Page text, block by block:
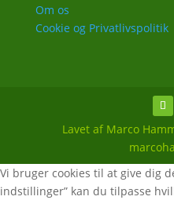
Om os
Cookie og Privatlivspolitik
Lavet af Marco
Vi bruger cookies til at give dig
indstillinger” kan du tilpasse